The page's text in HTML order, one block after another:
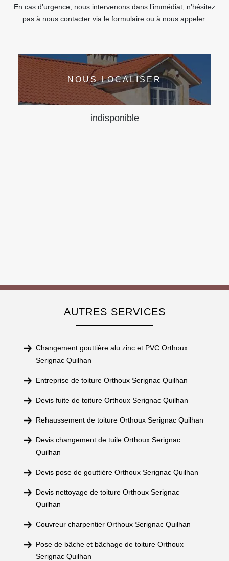
En cas d’urgence, nous intervenons dans l’immédiat, n’hésitez
pas à nous contacter via le formulaire ou à nous appeler.
NOUS LOCALISER
indisponible
AUTRES SERVICES
Changement gouttière alu zinc et PVC Orthoux
Serignac Quilhan
Entreprise de toiture Orthoux Serignac Quilhan
Devis fuite de toiture Orthoux Serignac Quilhan
Rehaussement de toiture Orthoux Serignac Quilhan
Devis changement de tuile Orthoux Serignac
Quilhan
Devis pose de gouttière Orthoux Serignac Quilhan
Devis nettoyage de toiture Orthoux Serignac
Quilhan
Couvreur charpentier Orthoux Serignac Quilhan
Pose de bâche et bâchage de toiture Orthoux
Serignac Quilhan